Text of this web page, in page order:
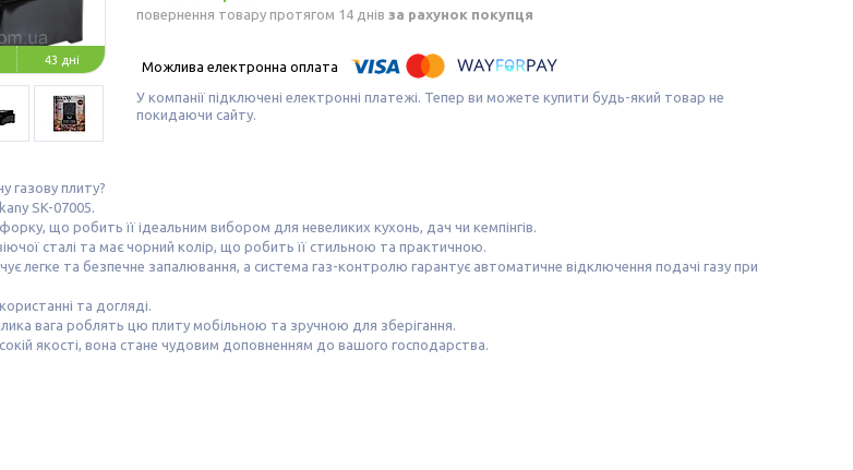
43 дні
повернення товару протягом 14 днів за рахунок покупця
У компанії підключені електронні платежі. Тепер ви можете купити будь-який товар не
покидаючи сайту.
газову плиту?
SK-07005.
що робить її ідеальним вибором для невеликих кухонь, дач чи кемпінгів.
сталі та має чорний колір, що робить її стильною та практичною.
легке та безпечне запалювання, а система газ-контролю гарантує автоматичне відключення подачі газу при
та догляді.
вага роблять цю плиту мобільною та зручною для зберігання.
якості, вона стане чудовим доповненням до вашого господарства.